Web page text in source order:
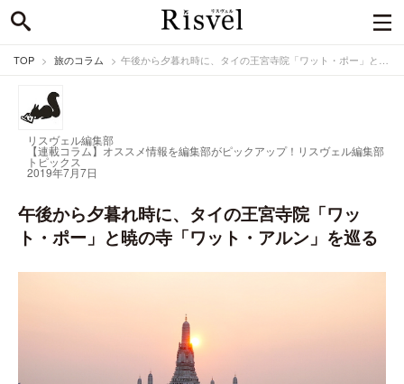
TOP 旅のコラム 午後から夕暮れ時に、タイの王宮寺院「ワット・ポー」と暁の寺「ワット・アルン」を巡る
リスヴェル編集部
【連載コラム】オススメ情報を編集部がピックアップ！ リスヴェル編集部
トピックス
2019年7月7日
午後から夕暮れ時に、タイの王宮寺院「ワッ
ト・ポー」と暁の寺「ワット・アルン」を巡る